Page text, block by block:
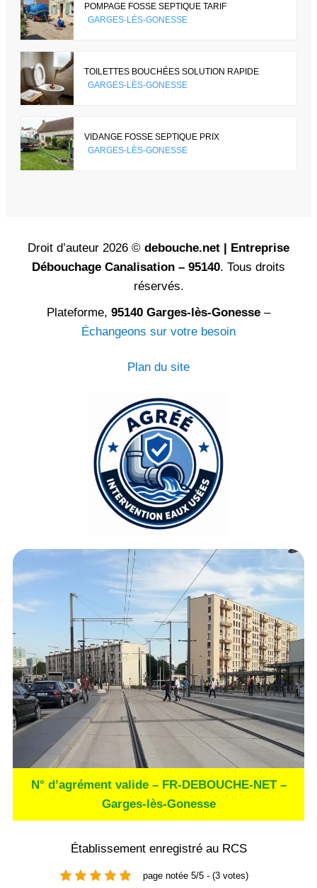
POMPAGE FOSSE SEPTIQUE TARIF
GARGES-LÈS-GONESSE
TOILETTES BOUCHÉES SOLUTION RAPIDE
GARGES-LÈS-GONESSE
VIDANGE FOSSE SEPTIQUE PRIX
GARGES-LÈS-GONESSE
Droit d’auteur 2026 © debouche.net | Entreprise
Débouchage Canalisation – 95140. Tous droits
réservés.
Plateforme, 95140 Garges-lès-Gonesse –
Échangeons sur votre besoin
Plan du site
N° d’agrément valide – FR-DEBOUCHE-NET –
Garges-lès-Gonesse
Établissement enregistré au RCS
page notée 5/5 - (3 votes)